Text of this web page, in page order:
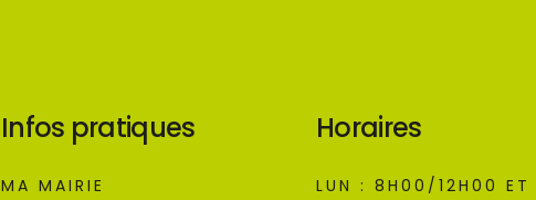
Infos pratiques
MA MAIRIE
Horaires
LUN : 8H00/12H00 ET